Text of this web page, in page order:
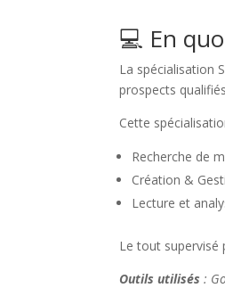
💻 En
La spécialisation
prospects
Cette
Recherche de
Création &
Lecture et
Le tout supervisé
Outils utilisés :